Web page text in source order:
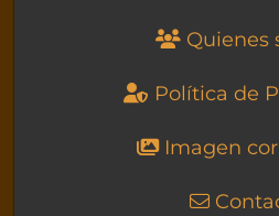
Quienes
Política de
Imagen